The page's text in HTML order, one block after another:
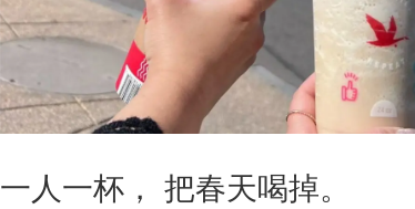
一人一杯， 把春天喝掉。